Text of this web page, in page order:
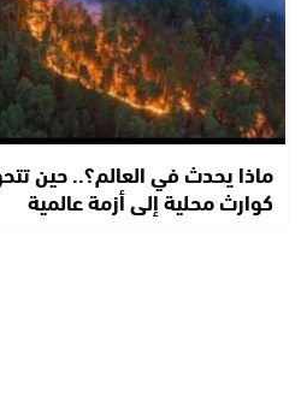
ماذا يحدث في العالم؟.. حين
كوارث محلية إلى أزمة عالمية